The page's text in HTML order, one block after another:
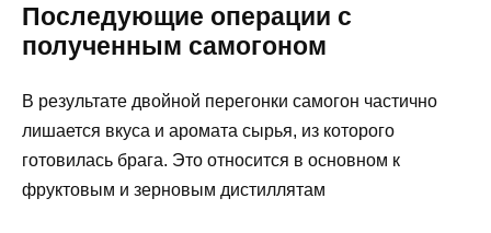
Последующие операции с
полученным самогоном
В результате двойной перегонки самогон частично
лишается вкуса и аромата сырья, из которого
готовилась брага. Это относится в основном к
фруктовым и зерновым дистиллятам